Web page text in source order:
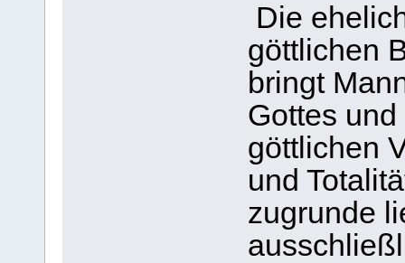
Die
göttlichen
bringt
Gottes
göttlichen
und
zugrunde